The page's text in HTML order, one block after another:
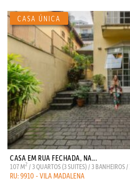
CASA EM RUA FECHADA, NA...
107 M2 / 3 QUARTOS (3 SUITES) / 3 BANHEIROS
RU: 9910 - VILA MADALENA